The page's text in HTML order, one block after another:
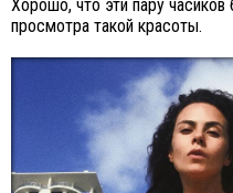
Хорошо, что эти пару
просмотра такой красоты.